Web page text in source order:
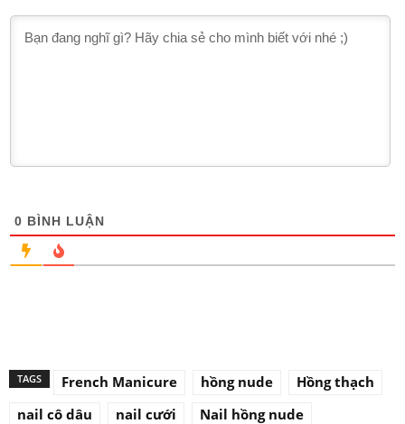
0 BÌNH LUẬN
TAGS French Manicure hồng nude
Hồng thạch
nail cô dâu
nail cưới
Nail hồng nude